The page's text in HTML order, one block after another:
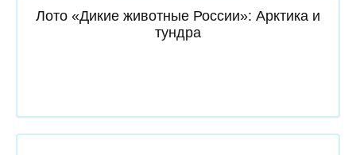
Лото «Дикие животные России»: Арктика и
тундра